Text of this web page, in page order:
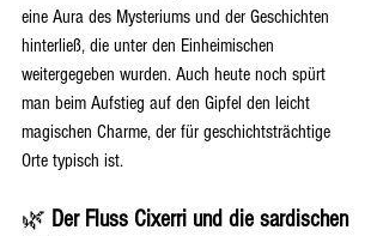
eine Aura des Mysteriums und der Geschichten
hinterließ, die unter den Einheimischen
weitergegeben wurden. Auch heute noch spürt
man beim Aufstieg auf den Gipfel den leicht
magischen Charme, der für geschichtsträchtige
Orte typisch ist.
🌿 Der Fluss Cixerri und die sardischen